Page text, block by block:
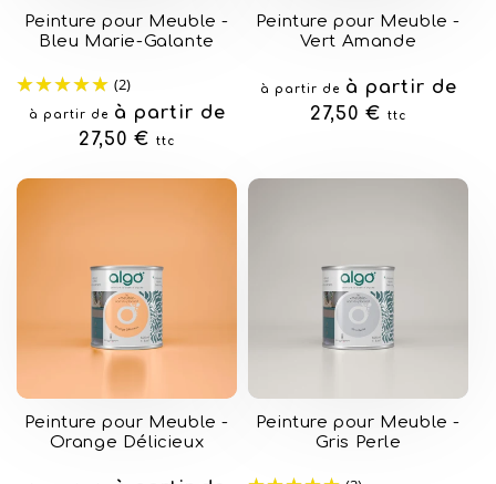
Peinture pour Meuble -
Bleu Marie-Galante
(2)
Prix
habituel
à partir de
à partir de
27,50 €
ttc
Peinture pour Meuble -
Vert Amande
Prix
habituel
à partir de
à partir de
27,50 €
ttc
Peinture pour Meuble -
Orange Délicieux
Peinture pour Meuble -
Gris Perle